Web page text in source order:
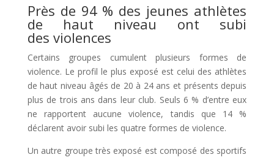
Près de 94 % des jeunes athlètes
de haut niveau ont subi
des violences
Certains groupes cumulent plusieurs formes de
violence. Le profil le plus exposé est celui des athlètes
de haut niveau âgés de 20 à 24 ans et présents depuis
plus de trois ans dans leur club. Seuls 6 % d’entre eux
ne rapportent aucune violence, tandis que 14 %
déclarent avoir subi les quatre formes de violence.
Un autre groupe très exposé est composé des sportifs